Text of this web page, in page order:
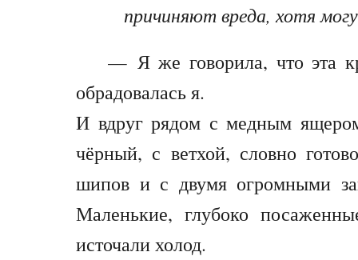
причиняют вреда, хотя
— Я же говорила, что эта
обрадовалась я.
И вдруг рядом с медным
чёрный, с ветхой, словно
шипов и с двумя огромными
Маленькие, глубоко
источали холод.